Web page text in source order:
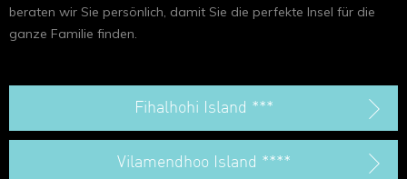
beraten wir Sie persönlich, damit Sie die perfekte Insel für die
ganze Familie finden.
Fihalhohi Island ***
Vilamendhoo Island ****